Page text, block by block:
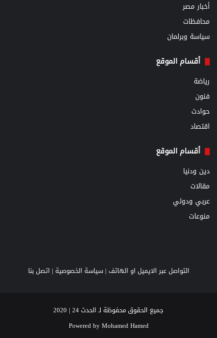
أخبار مصر
محافظات
سياسة وبرلمان
أقسام الموقع
رياضة
فنون
حوادث
اقتصاد
أقسام الموقع
دين ودنيا
مقالات
عربي ودولي
منوعات
التواصل عبر الايميل او الهاتف |سياسة الخصوصية | اتصل بنا
جميع الحقوق محفوظة لـ الحدث 24 | 2020
Powered byMohamed Hamed